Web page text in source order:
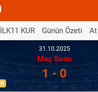
İLK11 KUR Günün Özeti At
B
31.10.2025
Maç Sonu
1 - 0